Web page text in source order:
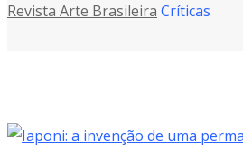
Revista Arte Brasileira Críticas